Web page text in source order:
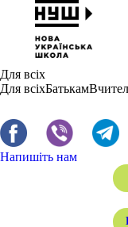
Для всіх
Для всіхБатькам
Напишіть нам